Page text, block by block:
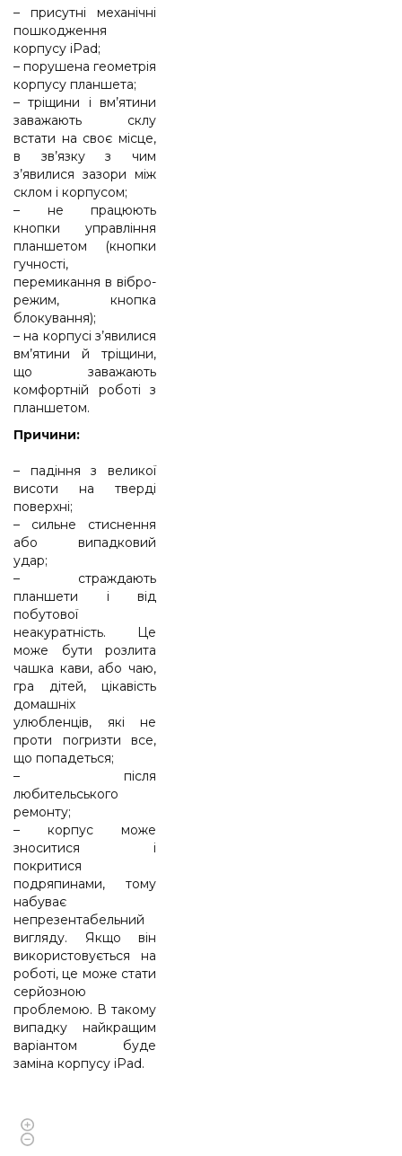
– присутні механічні
пошкодження
корпусу iPad;
– порушена геометрія
корпусу планшета;
– тріщини і вм’ятини
заважають склу
встати на своє місце,
в зв’язку з чим
з’явилися зазори між
склом і корпусом;
– не працюють
кнопки управління
планшетом (кнопки
гучності,
перемикання в вібро-
режим, кнопка
блокування);
– на корпусі з’явилися
вм’ятини й тріщини,
що заважають
комфортній роботі з
планшетом.
Причини:
– падіння з великої
висоти на тверді
поверхні;
– сильне стиснення
або випадковий
удар;
– страждають
планшети і від
побутової
неакуратність. Це
може бути розлита
чашка кави, або чаю,
гра дітей, цікавість
домашніх
улюбленців, які не
проти погризти все,
що попадеться;
– після
любительського
ремонту;
– корпус може
зноситися і
покритися
подряпинами, тому
набуває
непрезентабельний
вигляду. Якщо він
використовується на
роботі, це може стати
серйозною
проблемою. В такому
випадку найкращим
варіантом буде
заміна корпусу iPad.